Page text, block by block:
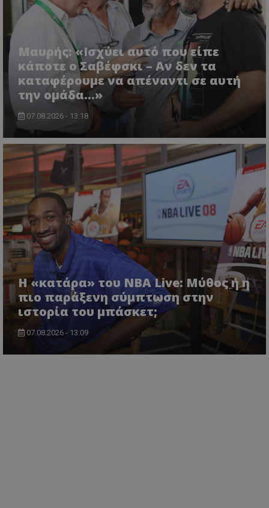
Μαυρής: «Ισχύει αυτό που είπε
κάποτε ο Σαβέφσκι – Αν δεν τα
καταφέρουμε να απέναντι σε αυτή
την ομάδα…»
07.08.2026 - 13:18
Η «κατάρα» του NBA Live: Μύθος ή η
πιο παράξενη σύμπτωση στην
ιστορία του μπάσκετ;
07.08.2026 - 13:09